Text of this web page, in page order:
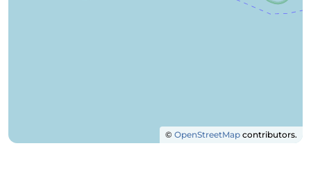
© OpenStreetMap contributors.